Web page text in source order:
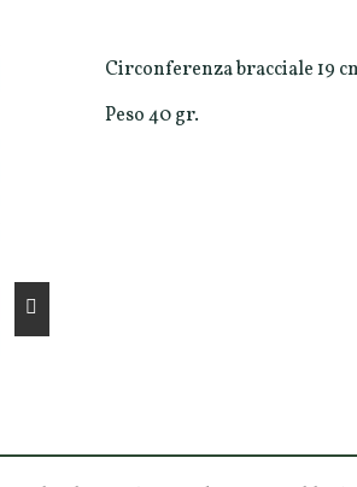
Circonferenza bracciale 19
Peso 40 gr.